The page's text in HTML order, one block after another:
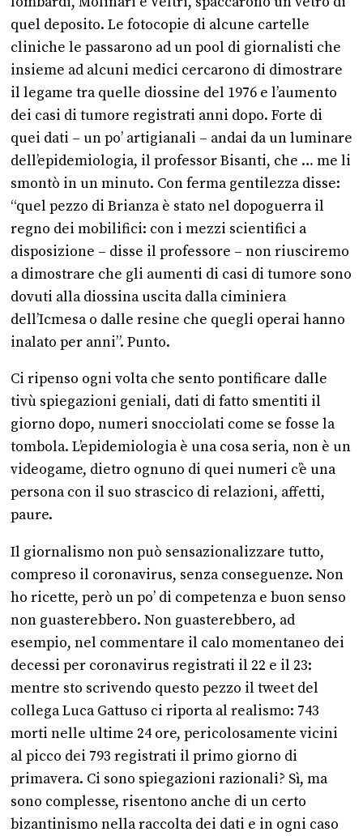
quel deposito. Le fotocopie di alcune cartelle
cliniche le passarono ad un pool di giornalisti che
insieme ad alcuni medici cercarono di dimostrare
il legame tra quelle diossine del 1976 e l’aumento
dei casi di tumore registrati anni dopo. Forte di
quei dati – un po’ artigianali – andai da un luminare
dell’epidemiologia, il professor Bisanti, che … me li
smontò in un minuto. Con ferma gentilezza disse:
“quel pezzo di Brianza è stato nel dopoguerra il
regno dei mobilifici: con i mezzi scientifici a
disposizione – disse il professore – non riusciremo
a dimostrare che gli aumenti di casi di tumore sono
dovuti alla diossina uscita dalla ciminiera
dell’Icmesa o dalle resine che quegli operai hanno
inalato per anni”. Punto.
Ci ripenso ogni volta che sento pontificare dalle
tivù spiegazioni geniali, dati di fatto smentiti il
giorno dopo, numeri snocciolati come se fosse la
tombola. L’epidemiologia è una cosa seria, non è un
videogame, dietro ognuno di quei numeri c’è una
persona con il suo strascico di relazioni, affetti,
paure.
Il giornalismo non può sensazionalizzare tutto,
compreso il coronavirus, senza conseguenze. Non
ho ricette, però un po’ di competenza e buon senso
non guasterebbero. Non guasterebbero, ad
esempio, nel commentare il calo momentaneo dei
decessi per coronavirus registrati il 22 e il 23:
mentre sto scrivendo questo pezzo il tweet del
collega Luca Gattuso ci riporta al realismo: 743
morti nelle ultime 24 ore, pericolosamente vicini
al picco dei 793 registrati il primo giorno di
primavera. Ci sono spiegazioni razionali? Sì, ma
sono complesse, risentono anche di un certo
bizantinismo nella raccolta dei dati e in ogni caso